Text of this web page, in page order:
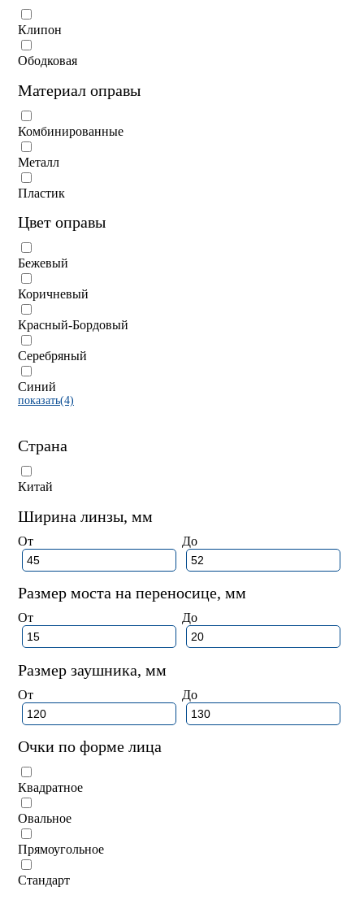
Клипон
Ободковая
Материал оправы
Комбинированные
Металл
Пластик
Цвет оправы
Бежевый
Коричневый
Красный-Бордовый
Серебряный
Синий
показать(4)
Страна
Китай
Ширина линзы, мм
От До
Размер моста на переносице, мм
От До
Размер заушника, мм
От До
Очки по форме лица
Квадратное
Овальное
Прямоугольное
Стандарт